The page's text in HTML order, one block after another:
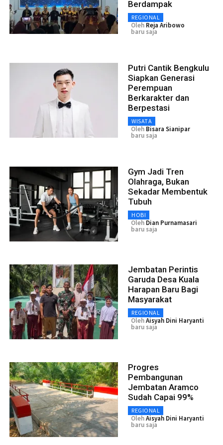
Berdampak
REGIONAL
Oleh Reja Aribowo
baru saja
Putri Cantik Bengkulu
Siapkan Generasi
Perempuan
Berkarakter dan
Berpestasi
WISATA
Oleh Bisara Sianipar
baru saja
Gym Jadi Tren
Olahraga, Bukan
Sekadar Membentuk
Tubuh
HOBI
Oleh Dian Purnamasari
baru saja
Jembatan Perintis
Garuda Desa Kuala
Harapan Baru Bagi
Masyarakat
REGIONAL
OlehAisyah Dini Haryanti
baru saja
Progres
Pembangunan
Jembatan Aramco
Sudah Capai 99%
REGIONAL
OlehAisyah Dini Haryanti
baru saja